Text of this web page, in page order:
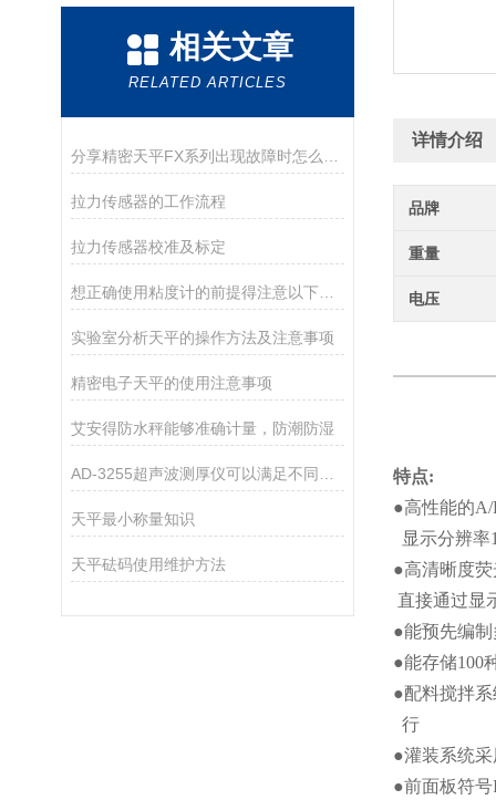
相关文章
RELATED ARTICLES
拉力传感器的工作流程
拉力传感器校准及标定
想正确使用粘度计的前提得注意以下几点
实验室分析天平的操作方法及注意事项
精密电子天平的使用注意事项
艾安得防水秤能够准确计量，防潮防湿
天平最小称量知识
天平砝码使用维护方法
详情介绍
品牌
重量
电压
特点:
●高性能的A/
显示分辨率
●高清晰度
直接通过显
●能预先编
●能存储100
●配料搅拌
行
●灌装系统
●前面板符号